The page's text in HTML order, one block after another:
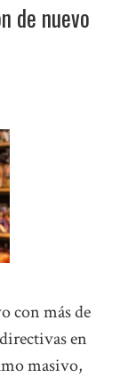
de nuevo
con más de
en
masivo,